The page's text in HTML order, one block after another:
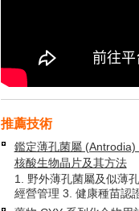
推薦技術
鑑定薄孔菌屬
核酸生物晶片及其方法
1. 野外薄孔菌屬及似薄
經營管理 3. 健康種苗認